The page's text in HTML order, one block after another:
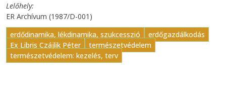
Lelőhely
ER Archívum (1987/D-001)
erdődinamika, lékdinamika, szukcesszió
erdőgazdálkodás
Ex Libris Czájlik Péter
természetvédelem
természetvédelem: kezelés, terv